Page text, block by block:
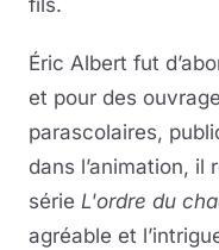
Éric Albert fut
et pour des
parascolaires,
dans l’animation,
série L'ordre du
agréable et